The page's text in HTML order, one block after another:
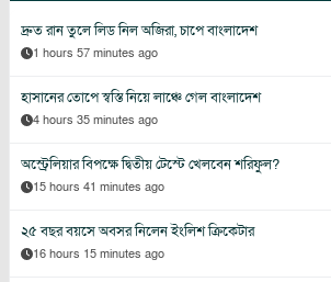
দ্রুত রান তুলে লিড নিল অজিরা, চাপে বাংলাদেশ
1 hours 57 minutes ago
হাসানের তোপে স্বস্তি নিয়ে লাঞ্চে গেল বাংলাদেশ
4 hours 35 minutes ago
অস্ট্রেলিয়ার বিপক্ষে দ্বিতীয় টেস্টে খেলবেন শরিফুল?
15 hours 41 minutes ago
২৫ বছর বয়সে অবসর নিলেন ইংলিশ ক্রিকেটার
16 hours 15 minutes ago